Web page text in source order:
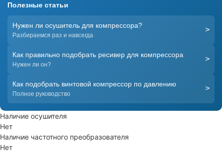
Полезные статьи
Нужен ли осушитель для компрессора?
Разбираемся раз и навсегда
>
Как правильно подобрать ресивер для компрессора
Нужен ли он?
>
Как подобрать винтовой компрессор по давлению
Полное руководство
>
Наличие осушителя
Нет
Наличие частотного преобразователя
Нет